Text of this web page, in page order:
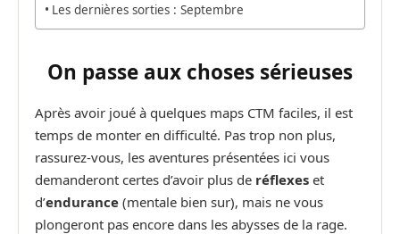
Les dernières sorties : Septembre
On passe aux choses sérieuses
Après avoir joué à quelques maps CTM faciles, il est
temps de monter en difficulté. Pas trop non plus,
rassurez-vous, les aventures présentées ici vous
demanderont certes d’avoir plus de réflexes et
d’endurance (mentale bien sur), mais ne vous
plongeront pas encore dans les abysses de la rage.